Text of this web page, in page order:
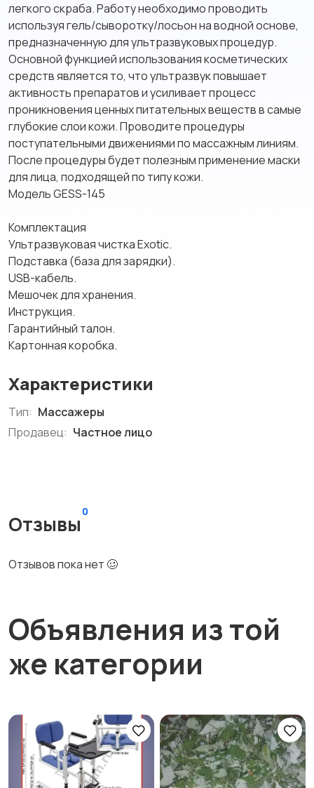
легкого скраба. Работу необходимо проводить
используя гель/сыворотку/лосьон на водной основе,
предназначенную для ультразвуковых процедур.
Основной функцией использования косметических
средств является то, что ультразвук повышает
активность препаратов и усиливает процесс
проникновения ценных питательных веществ в самые
глубокие слои кожи. Проводите процедуры
поступательными движениями по массажным линиям.
После процедуры будет полезным применение маски
для лица, подходящей по типу кожи.
Модель GESS-145
Комплектация
Ультразвуковая чистка Exotic.
Подставка (база для зарядки).
USB-кабель.
Мешочек для хранения.
Инструкция.
Гарантийный талон.
Картонная коробка.
Характеристики
Тип: Массажеры
Продавец: Частное лицо
Отзывы
0
Отзывов пока нет 🥴
Объявления из той
же категории